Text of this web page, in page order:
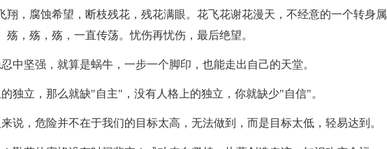
翔，腐蚀希望，断枝残花，残花满眼。花飞花谢花漫天，不经意的一个转身属
殇，殇，殇，一直传荡。忧伤再忧伤，最后绝望。
中坚强，就算是蜗牛，一步一个脚印，也能走出自己的天堂。
独立，那么就缺"自主"，没有人格上的独立，你就缺少"自信"。
说，危险并不在于我们的目标太高，无法做到，而是目标太低，轻易达到。